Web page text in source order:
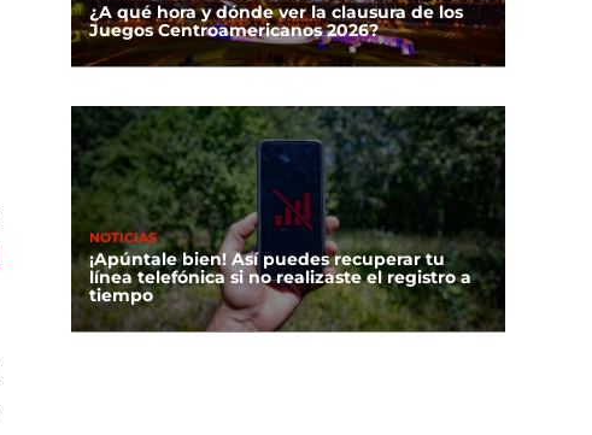
¿A qué hora y dónde ver la clausura de los
Juegos Centroamericanos 2026?
NOTICIAS
¡Apúntale bien! Así puedes recuperar tu
línea telefónica si no realizaste el registro a
tiempo